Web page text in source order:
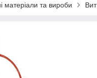
матеріали та вироби